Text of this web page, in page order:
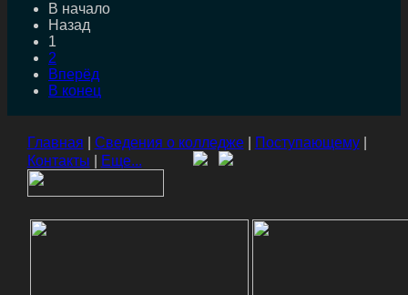
В начало
Назад
1
2
Вперёд
В конец
Главная Сведения о колледже| Поступающему|
Контакты
Еще...